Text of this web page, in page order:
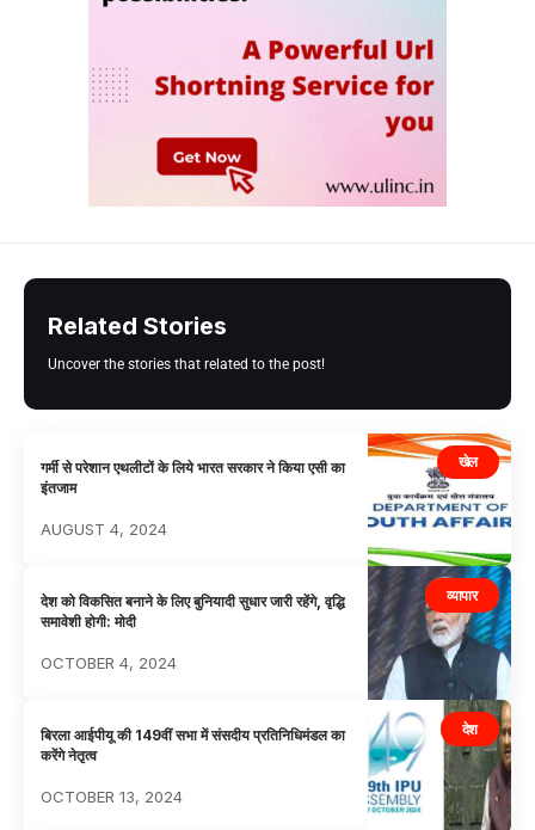
Related Stories
Uncover the stories that related to the post!
खेल
गर्मी से परेशान एथलीटों के लिये भारत सरकार ने किया एसी का
इंतजाम
AUGUST 4, 2024
व्यापार
देश को विकसित बनाने के लिए बुनियादी सुधार जारी रहेंगे, वृद्धि
समावेशी होगी: मोदी
OCTOBER 4, 2024
देश
बिरला आईपीयू की 149वीं सभा में संसदीय प्रतिनिधिमंडल का
करेंगे नेतृत्व
OCTOBER 13, 2024